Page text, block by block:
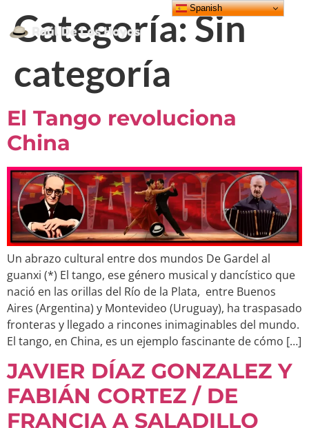
Categoría:Sin
categoría
El Tango revoluciona
China
Un abrazo cultural entre dos mundos De Gardel al
guanxi (*) El tango, ese género musical y dancístico que
nació en las orillas del Río de la Plata, entre Buenos
Aires (Argentina) y Montevideo (Uruguay), ha traspasado
fronteras y llegado a rincones inimaginables del mundo.
El tango, en China, es un ejemplo fascinante de cómo […]
JAVIER DÍAZ GONZALEZ Y
FABIÁN CORTEZ / DE
FRANCIA A SALADILLO
Spanish